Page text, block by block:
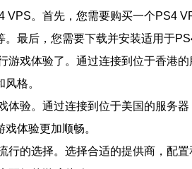
VPS。首先，您需要购买一个PS4
最后，您需要下载并安装适用于
戏体验了。通过连接到位于香港
格。
验。通过连接到位于美国的服务
体验更加顺畅。
的选择。选择合适的提供商，配